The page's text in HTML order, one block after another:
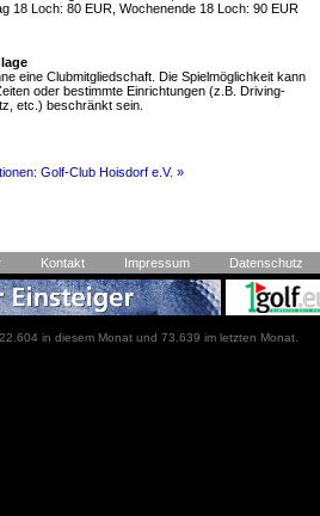
18 Loch: 80 EUR, Wochenende 18 Loch: 90 EUR
eine Clubmitgliedschaft. Die Spielmöglichkeit kann
oder bestimmte Einrichtungen (z.B. Driving-
etc.) beschränkt sein.
Golf-Club Hoisdorf e.V. »
Kontakt Impressum Datenschutz
in diesem Monat und 73.639 im letzten Monat.